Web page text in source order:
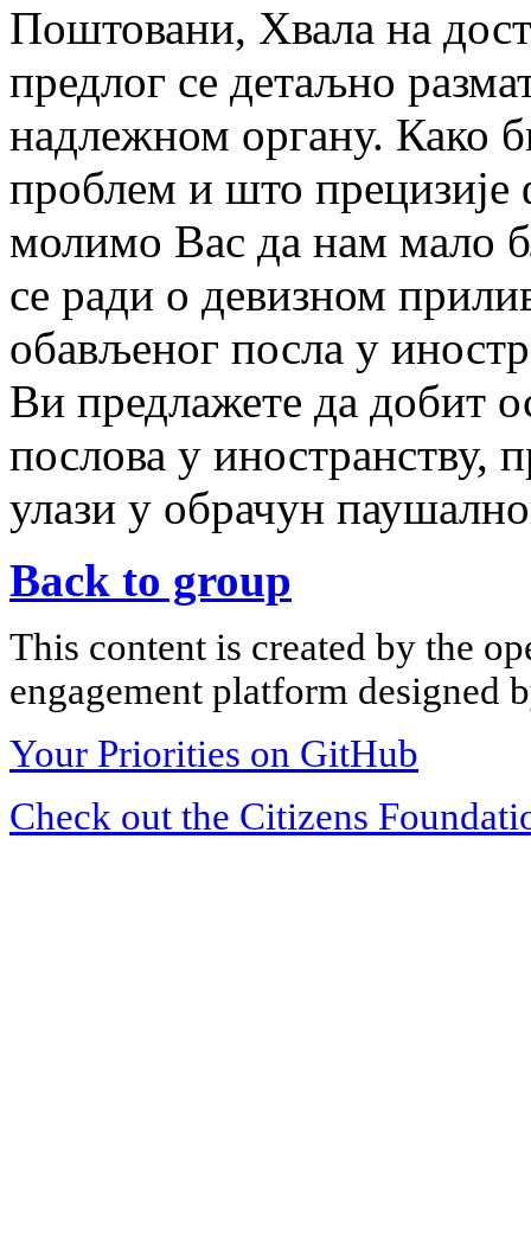
Поштовани, Хвала на
предлог се детаљно
надлежном органу. Како
проблем и што прецизије
молимо Вас да нам мало
се ради о девизном
обављеног посла у
Ви предлажете да добит
послова у иностранству,
улази у обрачун
Back to group
This content is created by the
engagement platform designed
Your Priorities on GitHub
Check out the Citizens